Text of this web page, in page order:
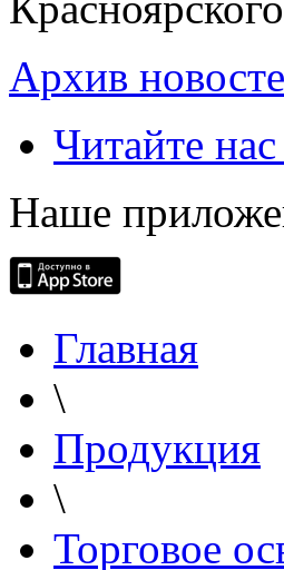
Архив
Читайте
Наше
Главная
\
Продукция
\
Торговое